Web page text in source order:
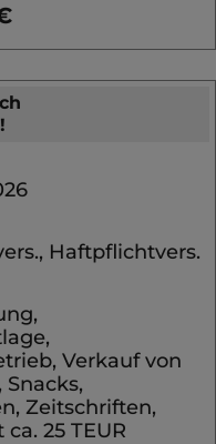
Haftpflichtvers.
Verkauf von
Snacks,
Zeitschriften,
25 TEUR